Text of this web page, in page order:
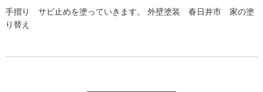
手摺り サビ止めを塗っていきます。 外壁塗装 春日井市 家の塗
り替え